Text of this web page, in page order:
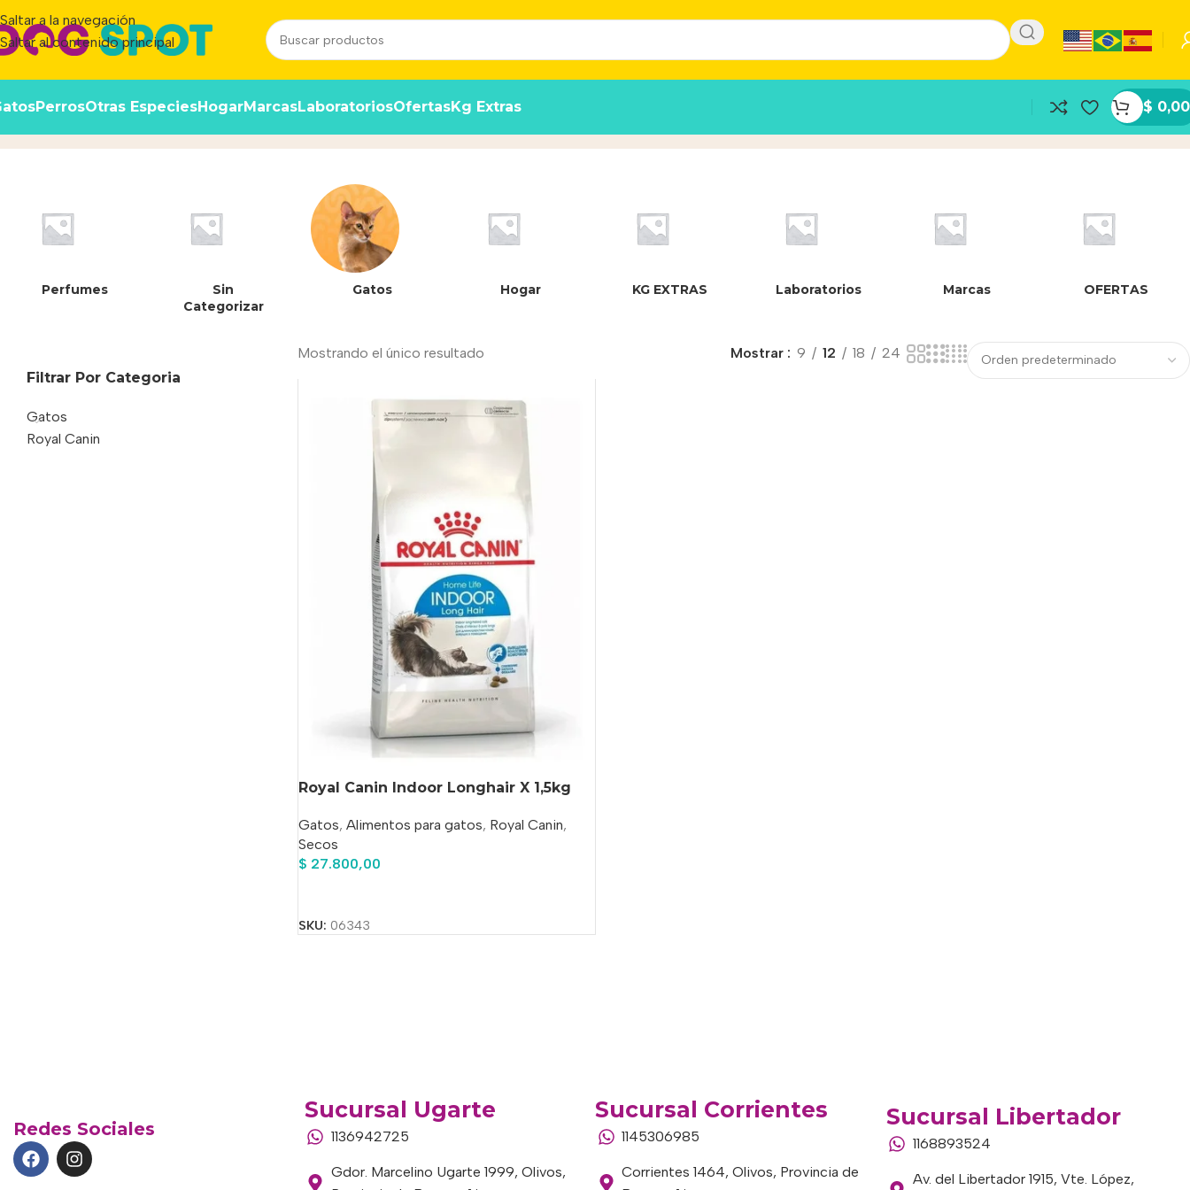
Saltar a la navegación
Saltar al contenido principal
PerrosOtras EspeciesHogarMarcasLaboratoriosOfertasKg Extras $ 0,00
7790187339460
Perfumes
Sin
Categorizar
Gatos Hogar KG EXTRAS Laboratorios Marcas OFERTAS
Filtrar Por Categoria
Gatos
Royal Canin
Mostrando el único resultado Mostrar 9 12 18 24
Royal Canin Indoor Longhair X 1,5kg
Gatos, Alimentos para gatos, Royal Canin,
Secos
$ 27.800,00
SKU: 06343
Redes Sociales
Sucursal Ugarte
1136942725
Gdor. Marcelino Ugarte 1999, Olivos,
Sucursal Corrientes
1145306985
Corrientes 1464, Olivos, Provincia de
Sucursal Libertador
1168893524
Av. del Libertador 1915, Vte. López,